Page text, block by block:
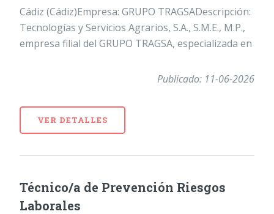
Cádiz (Cádiz)Empresa: GRUPO TRAGSADescripción:
Tecnologías y Servicios Agrarios, S.A., S.M.E., M.P.,
empresa filial del GRUPO TRAGSA, especializada en
Publicado: 11-06-2026
VER DETALLES
Técnico/a de Prevención Riesgos
Laborales